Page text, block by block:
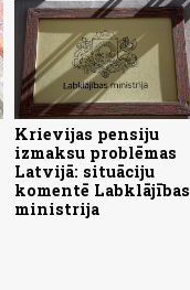
Krievijas pensiju
izmaksu problēmas
Latvijā: situāciju
komentē Labklājības
ministrija